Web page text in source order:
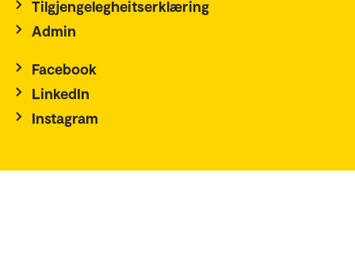
Tilgjengelegheitserklæring
Admin
Facebook
LinkedIn
Instagram